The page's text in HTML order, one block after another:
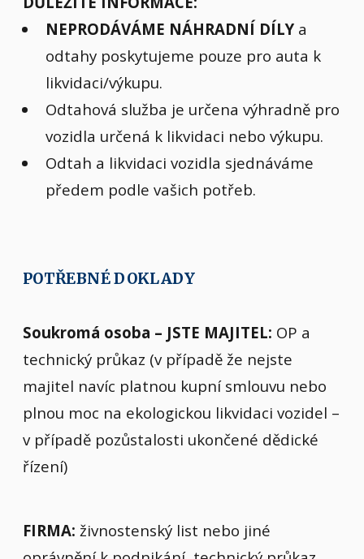
NEPRODÁVÁME NÁHRADNÍ DÍLYa
odtahy poskytujeme pouze pro auta k
likvidaci/výkupu.
Odtahová služba je určena výhradně pro
vozidla určená k likvidaci nebo výkupu.
Odtah a likvidaci vozidla sjednáváme
předem podle vašich potřeb.
POTŘEBNÉ DOKLADY
Soukromá osoba – JSTE MAJITEL: OP a
technický průkaz (v případě že nejste
majitel navíc platnou kupní smlouvu nebo
plnou moc na ekologickou likvidaci vozidel –
v případě pozůstalosti ukončené dědické
řízení)
FIRMA: živnostenský list nebo jiné